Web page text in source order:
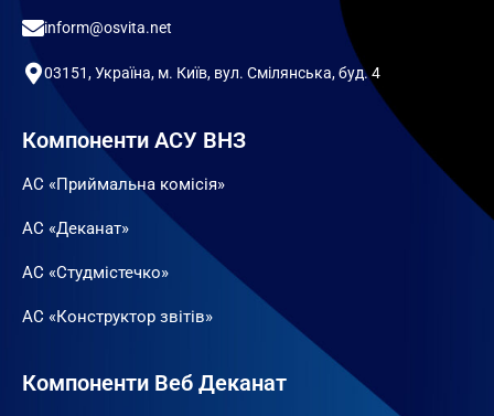
inform@osvita.net
03151, Україна, м. Київ, вул. Смілянська, буд. 4
Компоненти АСУ ВНЗ
АС «Приймальна комісія»
АС «Деканат»
АС «Студмістечко»
АС «Конструктор звітів»
Компоненти Веб Деканат